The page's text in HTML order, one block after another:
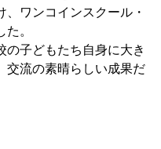
ワンコインスクール・
。
の子どもたち自身に大き
交流の素晴らしい成果だ